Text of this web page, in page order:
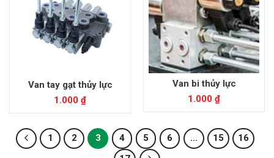
Van tay gạt thủy lực
1.000 ₫
Van bi thủy lực
1.000 ₫
1 2 3 4 5 6 … 15
16